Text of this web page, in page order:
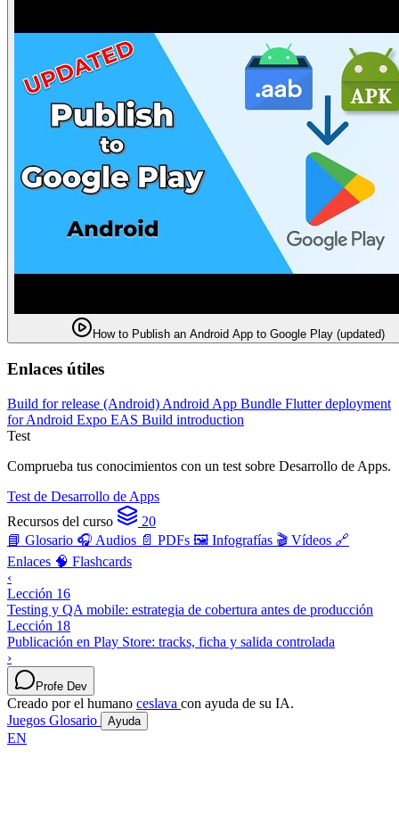
How to Publish an Android App to Google Play (updated)
Enlaces útiles
Build for release (Android) Android App Bundle Flutter deployment
for Android Expo EAS Build introduction
Test
Comprueba tus conocimientos con un test sobre Desarrollo de Apps.
Test de Desarrollo de Apps
Recursos del curso
20
📘 Glosario 🎧 Audios 📄 PDFs 🖼️ Infografías 🎬 Vídeos 🔗
Enlaces 🧠 Flashcards
‹
Lección 16
Testing y QA mobile: estrategia de cobertura antes de producción
Lección 18
Publicación en Play Store: tracks, ficha y salida controlada
›
Profe Dev
Creado por el humano ceslava con ayuda de su IA.
Juegos Glosario Ayuda
EN